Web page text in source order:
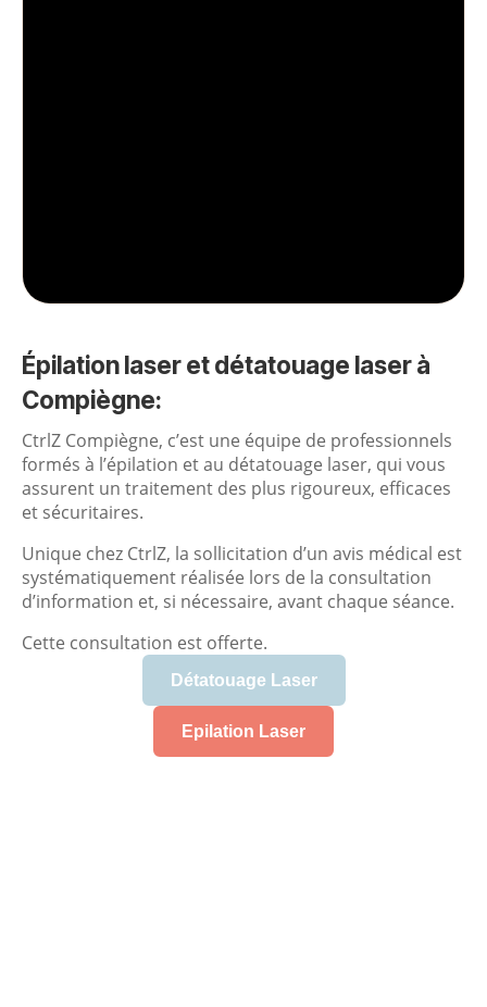
Épilation laser et détatouage laser à
Compiègne:
CtrlZ Compiègne, c’est une équipe de professionnels
formés à l’épilation et au détatouage laser, qui vous
assurent un traitement des plus rigoureux, efficaces
et sécuritaires.
Unique chez CtrlZ, la sollicitation d’un avis médical est
systématiquement réalisée lors de la consultation
d’information et, si nécessaire, avant chaque séance.
Cette consultation est offerte.
Détatouage Laser
Epilation Laser